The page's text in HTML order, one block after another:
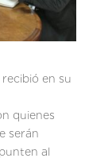
en su
quienes
serán
al